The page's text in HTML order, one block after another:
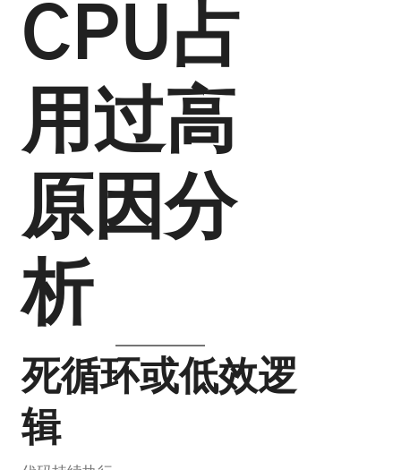
CPU占
用过高
原因分
析
死循环或低效逻
辑